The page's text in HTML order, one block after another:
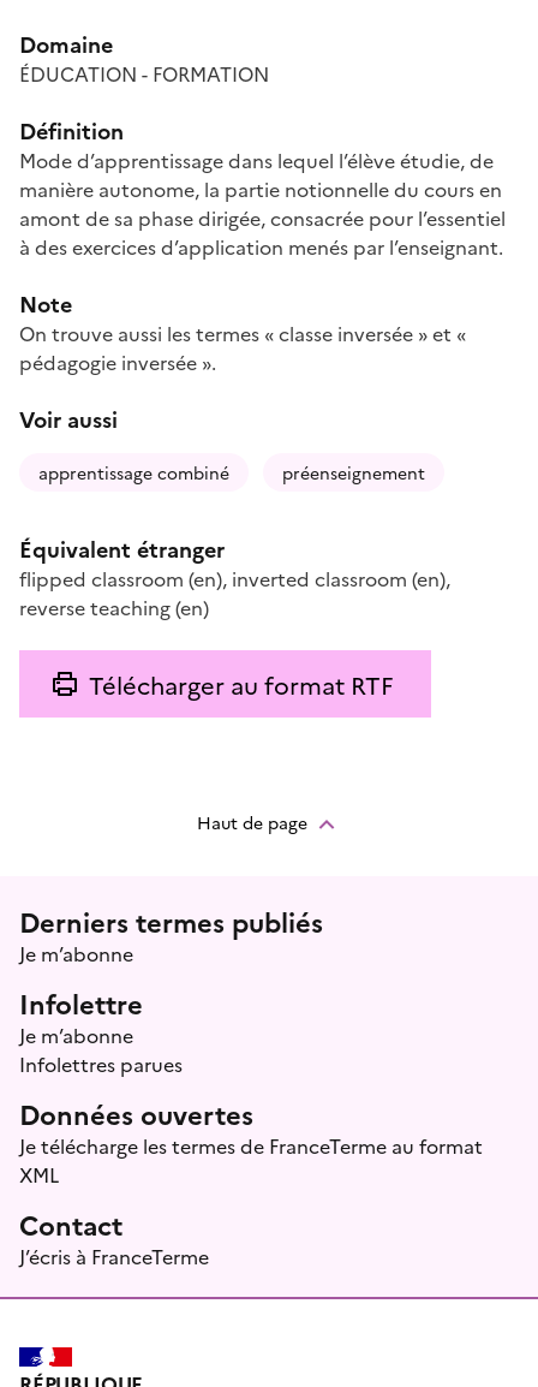
Domaine
ÉDUCATION - FORMATION
Définition
Mode d’apprentissage dans lequel l’élève étudie, de
manière autonome, la partie notionnelle du cours en
amont de sa phase dirigée, consacrée pour l’essentiel
à des exercices d’application menés par l’enseignant.
Note
On trouve aussi les termes « classe inversée » et «
pédagogie inversée ».
Voir aussi
apprentissage combiné préenseignement
Équivalent étranger
flipped classroom (en), inverted classroom (en),
reverse teaching(en)
Télécharger au format RTF
Haut de page
Menu prefooter
Derniers termes publiés
Je m’abonne
Infolettre
Je m’abonne
Infolettres parues
Données ouvertes
Je télécharge les termes de FranceTerme au format
XML
Contact
J’écris à FranceTerme